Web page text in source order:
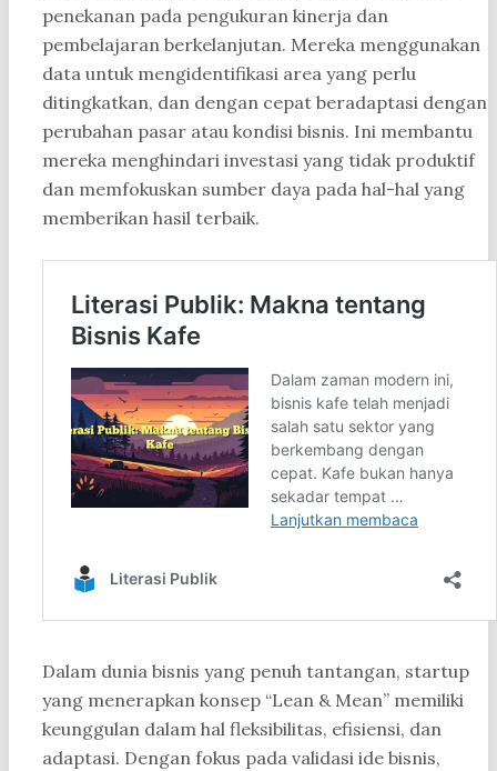
penekanan pada pengukuran kinerja dan
pembelajaran berkelanjutan. Mereka menggunakan
data untuk mengidentifikasi area yang perlu
ditingkatkan, dan dengan cepat beradaptasi dengan
perubahan pasar atau kondisi bisnis. Ini membantu
mereka menghindari investasi yang tidak produktif
dan memfokuskan sumber daya pada hal-hal yang
memberikan hasil terbaik.
Dalam dunia bisnis yang penuh tantangan, startup
yang menerapkan konsep “Lean & Mean” memiliki
keunggulan dalam hal fleksibilitas, efisiensi, dan
adaptasi. Dengan fokus pada validasi ide bisnis,